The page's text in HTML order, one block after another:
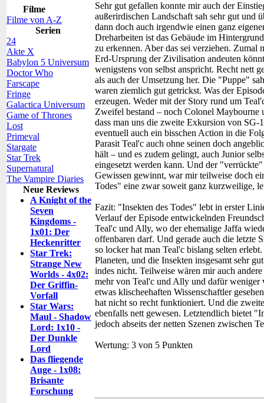
Filme
Filme von A-Z
Serien
24
Akte X
Babylon 5 Universum
Doctor Who
Farscape
Fringe
Galactica Universum
Game of Thrones
Lost
Primeval
Stargate
Star Trek
Supernatural
The Vampire Diaries
Neue Reviews
A Knight of the
Seven
Kingdoms -
1x01: Der
Heckenritter
Star Trek:
Strange New
Worlds - 4x02:
Der Griffin-
Vorfall
Star Wars:
Maul - Shadow
Lord: 1x10 -
Der Dunkle
Lord
Das fliegende
Auge - 1x08:
Brisante
Forschung
Sehr gut gefallen konnte mir auch der
außerirdischen Landschaft sah sehr gut und
dann doch auch irgendwie einen ganz
Dreharbeiten ist das Gebäude im
zu erkennen. Aber das sei verziehen. Zumal
Erd-Ursprung der Zivilisation andeuten
wenigstens von selbst anspricht. Recht nett
als auch der Umsetzung her. Die "Puppe"
waren ziemlich gut getrickst. Was der
erzeugen. Weder mit der Story rund um
Zweifel bestand – noch Colonel Maybourne
dass man uns die zweite Exkursion von SG-
eventuell auch ein bisschen Action in die
Parasit Teal'c auch ohne seinen doch
hält – und es zudem gelingt, auch Junior
eingesetzt werden kann. Und der
Gewissen gewinnt, war mir teilweise doch
Todes" eine zwar soweit ganz kurzweilige,
Fazit: "Insekten des Todes" lebt in erster
Verlauf der Episode entwickelnden
Teal'c und Ally, wo der ehemalige Jaffa
offenbaren darf. Und gerade auch die letzte
so locker hat man Teal'c bislang selten
Planeten, und die Insekten insgesamt sehr
indes nicht. Teilweise wären mir auch
mehr von Teal'c und Ally und dafür weniger
etwas klischeehaften Wissenschaftler
hat nicht so recht funktioniert. Und die
ebenfalls nett gewesen. Letztendlich bietet
jedoch abseits der netten Szenen zwischen
Wertung: 3 von 5 Punkten